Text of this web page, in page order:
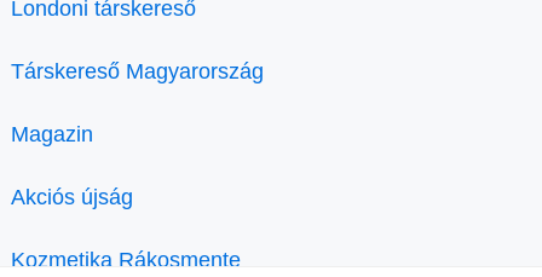
Londoni társkereső
Társkereső Magyarország
Magazin
Akciós újság
Kozmetika Rákosmente